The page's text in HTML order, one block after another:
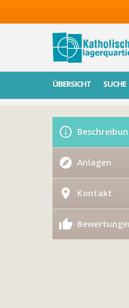
ÜBERSICHT SUCHE
Anlagen
Kontakt